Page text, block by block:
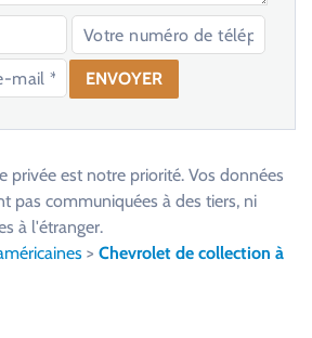
privée est notre priorité. Vos données
pas communiquées à des tiers, ni
à l'étranger.
> Chevrolet de collection à